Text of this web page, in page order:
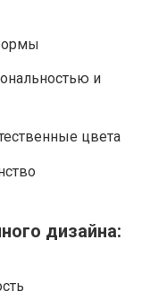
и
цвета
дизайна: